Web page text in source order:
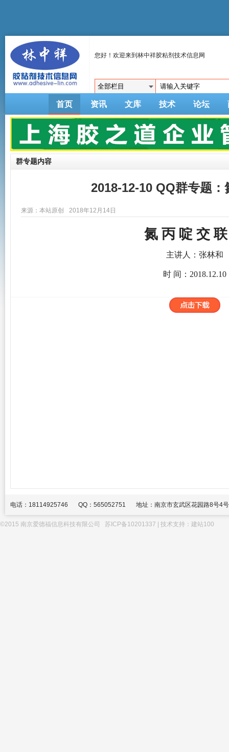
您好！欢迎来到林中祥胶粘剂技术信息网
首页 资讯 文库 技术 论坛
群专题内容
2018-12-10 QQ群专题
来源：本站原创 2018年12月14日
氮 丙 啶 交 联
主讲人：张林和
时 间： 2018.12.10
电话：18114925746 QQ：565052751 地址：南京市玄武区花园路8号4
©2015 南京爱德福信息科技有限公司 苏ICP备10201337 | 技术支持： 建站100